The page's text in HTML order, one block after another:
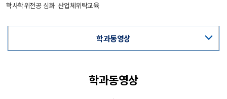
학사학위전공 심화 산업체위탁교육
교과목안내
학과동영상
학과동영상